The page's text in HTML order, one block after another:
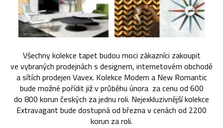
Všechny kolekce tapet budou moci zákazníci zakoupit
ve vybraných prodejnách s designem, internetovém obchodě
a sítích prodejen Vavex. Kolekce Modern a New Romantic
bude možné pořídit již v průběhu února za cenu od 600
do 800 korun českých za jednu roli. Nejexkluzivnější kolekce
Extravagant bude dostupná od března v cenách od 2200
korun za roli.